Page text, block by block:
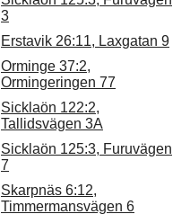
3
Erstavik 26:11, Laxgatan 9
Orminge 37:2,
Ormingeringen 77
Sicklaön 122:2,
Tallidsvägen 3A
Sicklaön 125:3, Furuvägen
7
Skarpnäs 6:12,
Timmermansvägen 6